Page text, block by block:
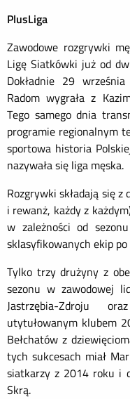
PlusLiga
Zawodowe rozgrywki
Ligę Siatkówki już od
Dokładnie 29
Radom wygrała z
Tego samego dnia
programie regionalnym
sportowa historia
nazywała się liga męska.
Rozgrywki składają się z
i rewanż, każdy z
w zależności od
sklasyfikowanych ekip po
Tylko trzy drużyny z
sezonu w zawodowej
Jastrzębia-Zdroju
utytułowanym klubem
Bełchatów z
tych sukcesach miał
siatkarzy z 2014 roku i
Skrą.